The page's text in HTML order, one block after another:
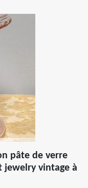
pâte de verre
jewelry vintage à